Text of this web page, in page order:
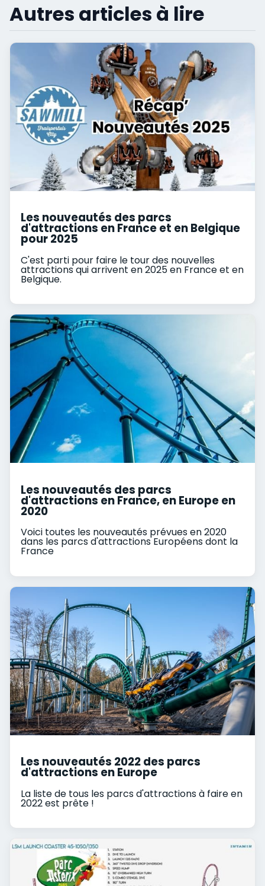
Autres articles à lire
Les nouveautés des parcs
d'attractions en France et en Belgique
pour 2025
C'est parti pour faire le tour des nouvelles
attractions qui arrivent en 2025 en France et en
Belgique.
Les nouveautés des parcs
d'attractions en France, en Europe en
2020
Voici toutes les nouveautés prévues en 2020
dans les parcs d'attractions Européens dont la
France
Les nouveautés 2022 des parcs
d'attractions en Europe
La liste de tous les parcs d'attractions à faire en
2022 est prête !